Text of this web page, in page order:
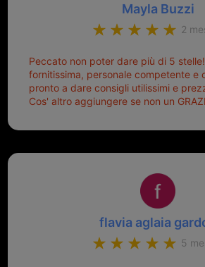
Mayla Buzzi
2
Peccato non poter dare più di 5
fornitissima, personale competente e
pronto a dare consigli utilissimi e
Cos' altro aggiungere se non un
mio riferimento. Ah dimenticavo...da
Top top top!!!
flavia aglaia
5